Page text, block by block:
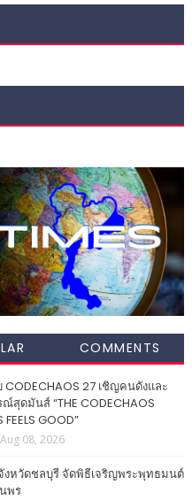
COMMENTS
27 เชิญคนดังและ
สุดมันส์ “THE CODECHAOS
GOOD”
Aug 08, 2026
งหวัดชลบุรี จัดพิธีเจริญพระพุทธมนต์
พร